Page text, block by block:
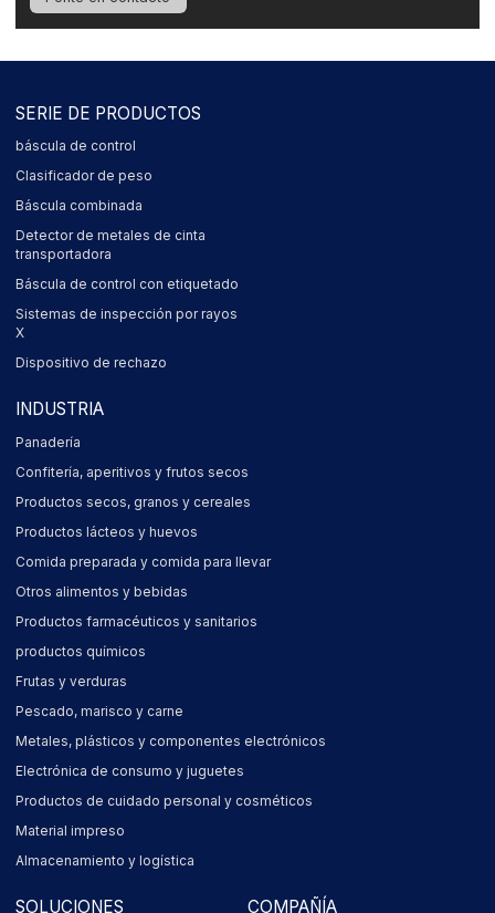
SERIE DE PRODUCTOS
báscula de control
Clasificador de peso
Báscula combinada
Detector de metales de cinta
transportadora
Báscula de control con etiquetado
Sistemas de inspección por rayos
X
Dispositivo de rechazo
INDUSTRIA
Panadería
Confitería, aperitivos y frutos secos
Productos secos, granos y cereales
Productos lácteos y huevos
Comida preparada y comida para llevar
Otros alimentos y bebidas
Productos farmacéuticos y sanitarios
productos químicos
Frutas y verduras
Pescado, marisco y carne
Metales, plásticos y componentes electrónicos
Electrónica de consumo y juguetes
Productos de cuidado personal y cosméticos
Material impreso
Almacenamiento y logística
SOLUCIONES COMPAÑÍA